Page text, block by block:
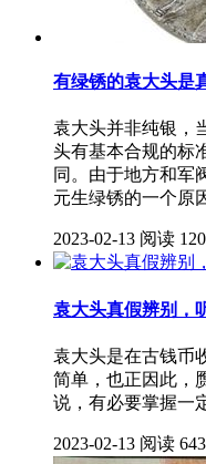
有绿锈的袁大头是
袁大头并非纯银，
头有基本合规的标
同。由于地方和军
元生绿锈的一个原
2023-02-13 阅读
袁大头真假辨别，
袁大头是在古钱币
简单，也正因此，
说，有必要掌握一
2023-02-13 阅读 643